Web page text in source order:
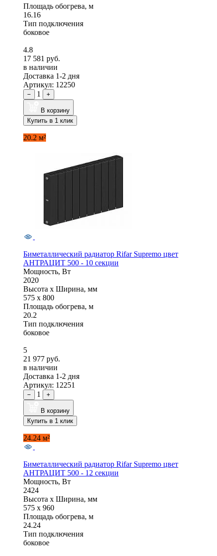
Площадь обогрева, м
16.16
Тип подключения
боковое
4.8
17 581 руб.
в наличии
Доставка 1-2 дня
Артикул: 12250
− 1 +
В корзину
Купить в 1 клик
20.2 м²
Биметаллический радиатор Rifar Supremo цвет
АНТРАЦИТ 500 - 10 секции
Мощность, Вт
2020
Высота x Ширина, мм
575 x 800
Площадь обогрева, м
20.2
Тип подключения
боковое
5
21 977 руб.
в наличии
Доставка 1-2 дня
Артикул: 12251
− 1 +
В корзину
Купить в 1 клик
24.24 м²
Биметаллический радиатор Rifar Supremo цвет
АНТРАЦИТ 500 - 12 секции
Мощность, Вт
2424
Высота x Ширина, мм
575 x 960
Площадь обогрева, м
24.24
Тип подключения
боковое